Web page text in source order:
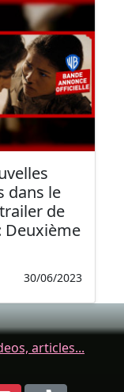
dans le
de
Deuxième
30/06/2023
articles...